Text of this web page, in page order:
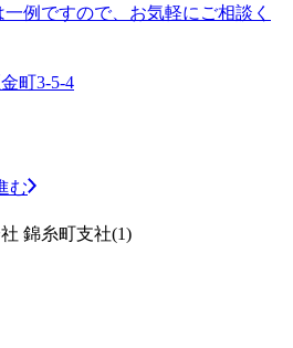
例ですので、お気軽にご相談く
町3-5-4
む
錦糸町支社(1)